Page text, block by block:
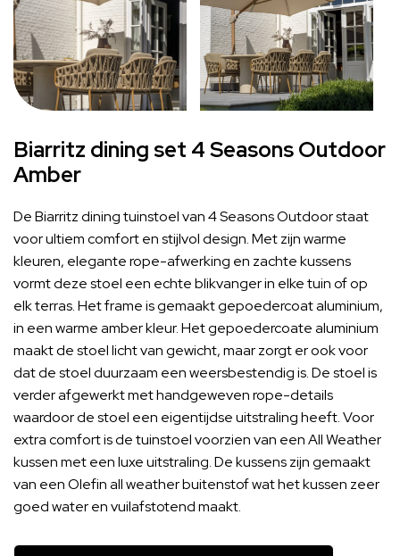
Biarritz dining set 4 Seasons Outdoor
Amber
De Biarritz dining tuinstoel van 4 Seasons Outdoor staat
voor ultiem comfort en stijlvol design. Met zijn warme
kleuren, elegante rope-afwerking en zachte kussens
vormt deze stoel een echte blikvanger in elke tuin of op
elk terras. Het frame is gemaakt gepoedercoat aluminium,
in een warme amber kleur. Het gepoedercoate aluminium
maakt de stoel licht van gewicht, maar zorgt er ook voor
dat de stoel duurzaam een weersbestendig is. De stoel is
verder afgewerkt met handgeweven rope-details
waardoor de stoel een eigentijdse uitstraling heeft. Voor
extra comfort is de tuinstoel voorzien van een All Weather
kussen met een luxe uitstraling. De kussens zijn gemaakt
van een Olefin all weather buitenstof wat het kussen zeer
goed water en vuilafstotend maakt.